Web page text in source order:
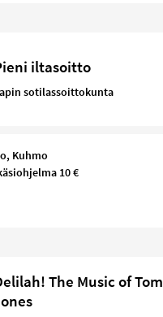
iltasoitto
sotilassoittokunta
Kuhmo
10 €
The Music of Tom